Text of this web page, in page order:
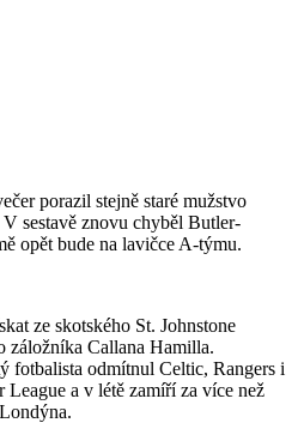
porazil stejně staré mužstvo
sestavě znovu chyběl Butler-
opět bude na lavičce A-týmu.
ze skotského St. Johnstone
záložníka Callana Hamilla.
fotbalista odmítnul Celtic, Rangers i
League a v létě zamíří za více než